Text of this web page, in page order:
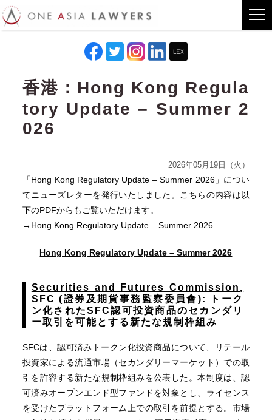
香港：Hong Kong Regula
tory Update – Summer 2
026
2026年05月19日（火）
「Hong Kong Regulatory Update – Summer 2026」につい
てニューズレターを発行いたしました。こちらの内容は以
下のPDFからもご覧いただけます。
→ Hong Kong Regulatory Update – Summer 2026
Hong Kong Regulatory Update – Summer 2026
Securities and Futures Commission,
SFC (證券及期貨事務監察委員會):
トーク
ン化されたSFC認可投資商品のセカンダリ
ー取引を可能とする新たな規制枠組み
SFCは、認可済みトークン化投資商品について、リテール
投資家による流通市場（セカンダリーマーケット）での取
引を許容する新たな規制枠組みを公表した。本制度は、認
可済みオープンエンド型ファンドを対象とし、ライセンス
を受けたプラットフォーム上での取引を前提とする。市場